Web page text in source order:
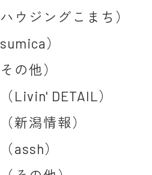
ウジングこまち）
）
の他）
Livin' DETAIL）
新潟情報）
assh）